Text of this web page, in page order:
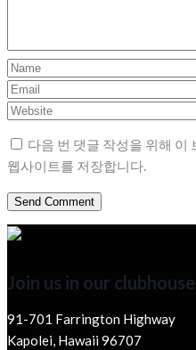
다음 번 댓글 작성을 위해 이
웹사이트를 저장합니다.
Join us in our
91-701 Farrington Highway
Kapolei, Hawaii 96707